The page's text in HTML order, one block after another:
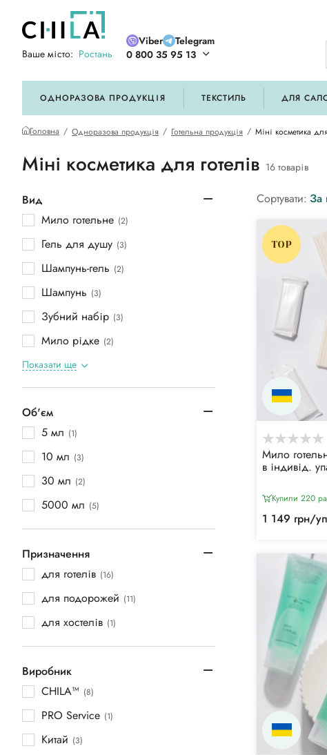
Ваше місто: Ростань
Viber
Telegram
0 800 35 95 13
ОДНОРАЗОВА ПРОДУКЦІЯ ТЕКСТИЛЬ ДЛЯ
Головна Одноразова продукція Готельна продукція Міні косметика
Міні косметика для готелів 16 товарів
Вид
Мило готельне (2)
Гель для душу (3)
Шампунь-гель (2)
Шампунь (3)
Зубний набір (3)
Мило рідке (2)
Показати ще
Об'єм
5 мл (1)
10 мл (3)
30 мл (2)
5000 мл (5)
Призначення
для готелів (16)
для подорожей (11)
для хостелів (1)
Виробник
CHILA™ (8)
PRO Service (1)
Китай (3)
Сортувати: За
TOP
Мило
в індивід.
Купили 220
1 149 грн/уп